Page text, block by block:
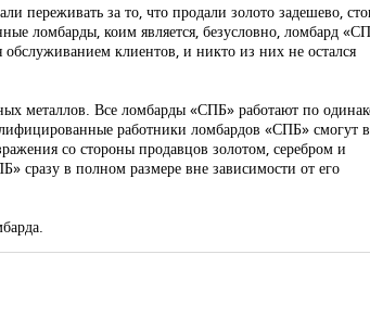
переживать за то, что продали золото задешево,
ломбарды, коим является, безусловно, ломбард
клиентов, и никто из них не остался
металлов. Все ломбарды «СПБ» работают по
работники ломбардов «СПБ» смогут
со стороны продавцов золотом, серебром и
сразу в полном размере вне зависимости от его